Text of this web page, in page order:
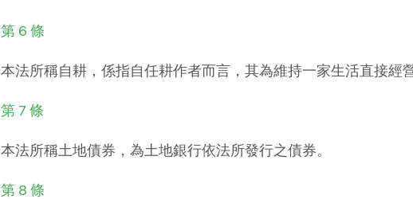
第 6 條
本法所稱自耕，係指自任耕作者而言，其為維持一家生活直接經
第 7 條
本法所稱土地債券，為土地銀行依法所發行之債券。
第 8 條